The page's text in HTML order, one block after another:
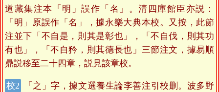
道藏集注本「明」誤作「名」。清四庫館臣亦説：
「明」原誤作「名」，據永樂大典本校。又按，此節
注並下「不自是，則其是彰也」，「不自伐，則其功
有也」，「不自矜，則其德長也」三節注文，據易順
鼎説移至二十四章，説見該章校。
「之」字，據文選養生論李善注引校删。波多野